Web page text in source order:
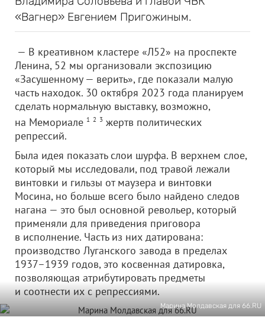
«Вагнер» Евгением Пригожиным.
— В креативном кластере «Л52» на проспекте
Ленина, 52 мы организовали экспозицию
«Засушенному — верить», где показали малую
часть находок. 30 октября 2023 года планируем
сделать нормальную выставку, возможно,
на Мемориале 1 2 3 жертв политических
репрессий.
Была идея показать слои шурфа. В верхнем слое,
который мы исследовали, под травой лежали
винтовки и гильзы от маузера и винтовки
Мосина, но больше всего было найдено следов
нагана — это был основной револьер, который
применяли для приведения приговора
в исполнение. Часть из них датирована:
производство Луганского завода в пределах
1937–1939 годов, это косвенная датировка,
позволяющая атрибутировать предметы
и соотнести их с репрессиями.
Марина Молдавская для 66.RU